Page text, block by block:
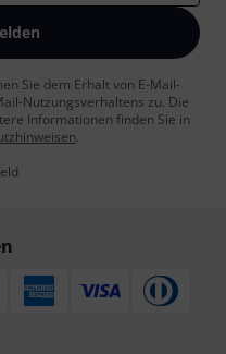
Sie dem Erhalt von E-Mail-
Nutzungsverhaltens zu. Die
Informationen finden Sie in
.